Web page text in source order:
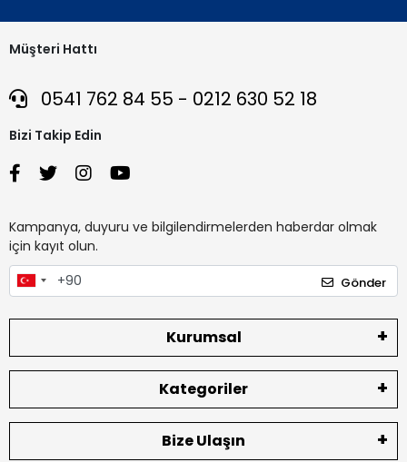
Müşteri Hattı
0541 762 84 55 - 0212 630 52 18
Bizi Takip Edin
Kampanya, duyuru ve bilgilendirmelerden haberdar olmak
için kayıt olun.
Gönder
Kurumsal
Kategoriler
Bize Ulaşın